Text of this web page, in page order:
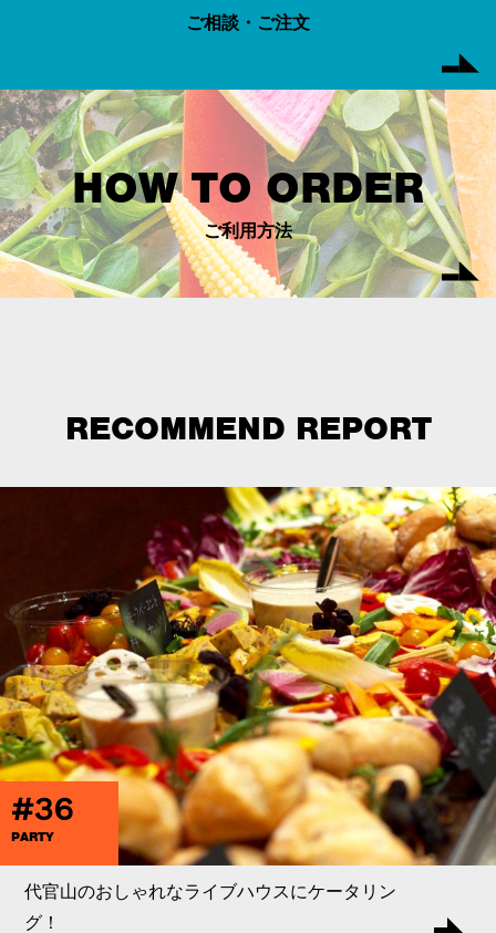
ご相談・ご注文
HOW TO ORDER
ご利用方法
RECOMMEND REPORT
#36
PARTY
代官山のおしゃれなライブハウスにケータリン
グ！